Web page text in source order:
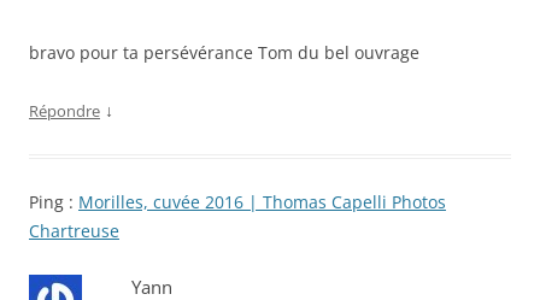
bravo pour ta persévérance Tom du bel ouvrage
Répondre ↓
Ping : Morilles, cuvée 2016 | Thomas Capelli Photos
Chartreuse
Yann